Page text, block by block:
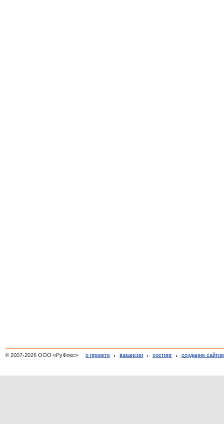
© 2007-2026 ООО «РуФокс» о проекте вакансии хостинг создание сайтов